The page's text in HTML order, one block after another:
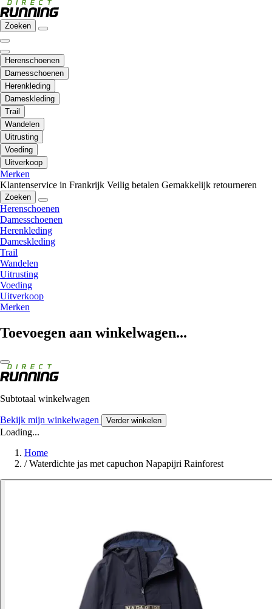
Zoeken
Herenschoenen
Damesschoenen
Herenkleding
Dameskleding
Trail
Wandelen
Uitrusting
Voeding
Uitverkoop
Merken
Klantenservice in Frankrijk Veilig betalen Gemakkelijk retourneren
Zoeken
Herenschoenen
Damesschoenen
Herenkleding
Dameskleding
Trail
Wandelen
Uitrusting
Voeding
Uitverkoop
Merken
Toevoegen aan winkelwagen...
Subtotaal winkelwagen
Bekijk mijn winkelwagen Verder winkelen
Loading...
Home
/ Waterdichte jas met capuchon Napapijri Rainforest